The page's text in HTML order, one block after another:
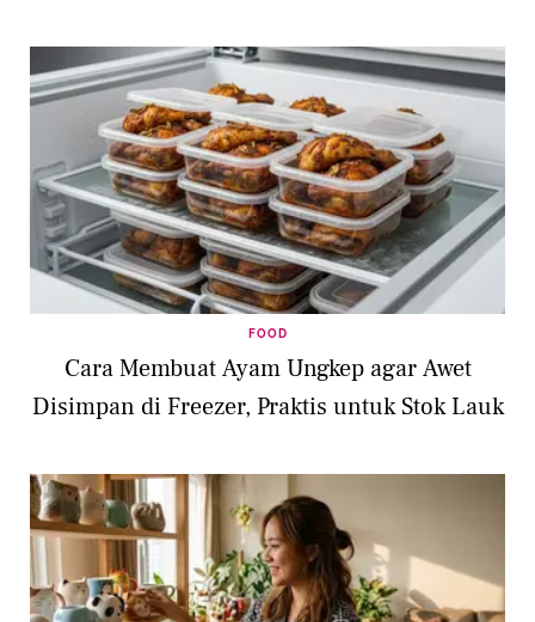
FOOD
Cara Membuat Ayam Ungkep agar Awet
Disimpan di Freezer, Praktis untuk Stok Lauk